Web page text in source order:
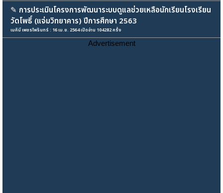
✎ การประเมินโครงการพัฒนาระบบดูแลช่วยเหลือนักเรียนโรงเรียน
วัดโพธิ์ (แจ่มวิทยาคาร) ปีการศึกษา 2563
เมคินี เพชรไพรินทร์ : 16 เม.ย. 2564 เปิดอ่าน 104282 ครั้ง
Advertisement